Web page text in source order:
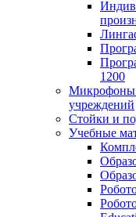
1200
Микрофоны
учреждений
Стойки и
Учебные